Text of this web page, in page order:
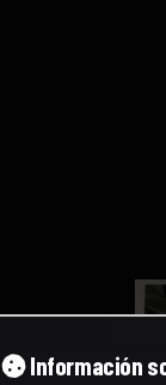
Información